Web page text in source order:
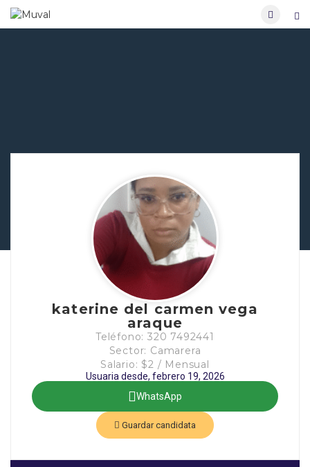
katerine del carmen vega
araque
Teléfono: 320 7492441
Sector: Camarera
Salario: $2 / Mensual
Usuaria desde, febrero 19, 2026
WhatsApp
Guardar candidata